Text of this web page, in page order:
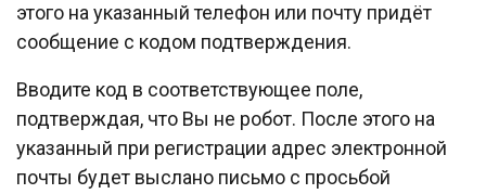
этого на указанный телефон или почту придёт
сообщение с кодом подтверждения.
Вводите код в соответствующее поле,
подтверждая, что Вы не робот. После этого на
указанный при регистрации адрес электронной
почты будет выслано письмо с просьбой